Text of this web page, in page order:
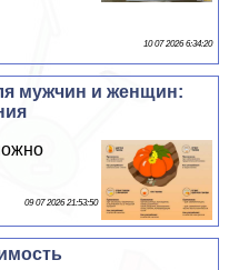
10 07 2026 6:34:20
мужчин и женщин:
09 07 2026 21:53:50